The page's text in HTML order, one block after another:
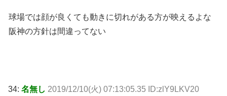
球場では顔が良くても動きに切れがある方が映えるよな
阪神の方針は間違ってない
34: 名無し 2019/12/10(火) 07:13:05.35 ID:zlY9LKV20